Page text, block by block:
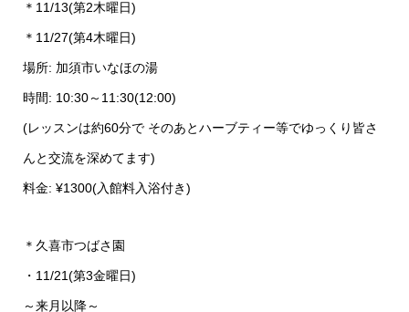
＊11/13(第2木曜日)
＊11/27(第4木曜日)
場所: 加須市いなほの湯
時間: 10:30～11:30(12:00)
(レッスンは約60分で そのあとハーブティー等でゆっくり皆さ
んと交流を深めてます)
料金: ¥1300(入館料入浴付き)
＊久喜市つばさ園
・11/21(第3金曜日)
～来月以降～